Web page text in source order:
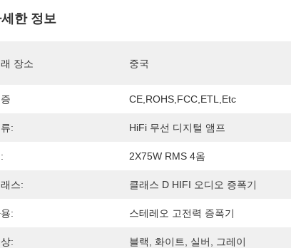
한 정보
장소 중국
CE,ROHS,FCC,ETL,etc
: HiFi 무선 디지털 앰프
2X75W RMS 4옴
스: 클래스 D HIFI 오디오 증폭기
: 스테레오 고전력 증폭기
: 블랙, 화이트, 실버, 그레이